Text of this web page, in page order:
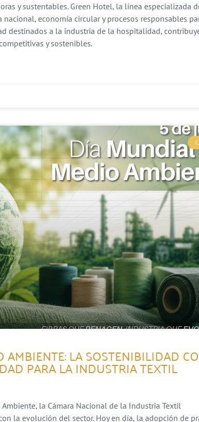
y sustentables. Green Hotel, la línea especializada
economía circular y procesos responsables
destinados a la industria de la hospitalidad,
y sostenibles.
LA SOSTENIBILIDAD
PARA LA INDUSTRIA TEXTIL
la Cámara Nacional de la Industria Textil
la evolución del sector. Hoy en día, la adopción de